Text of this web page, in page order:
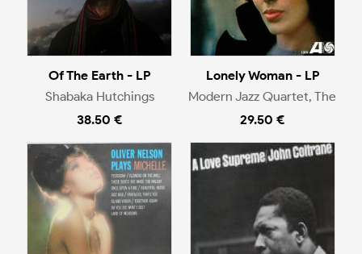
Of The Earth - LP
Shabaka Hutchings
38.50 €
Lonely Woman - LP
Modern Jazz Quartet, The
29.50 €